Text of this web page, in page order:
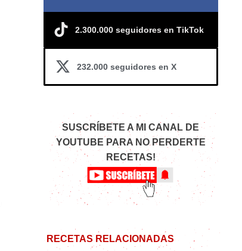
2.300.000 seguidores en TikTok
232.000 seguidores en X
SUSCRÍBETE A MI CANAL DE
YOUTUBE PARA NO PERDERTE
RECETAS!
RECETAS RELACIONADAS